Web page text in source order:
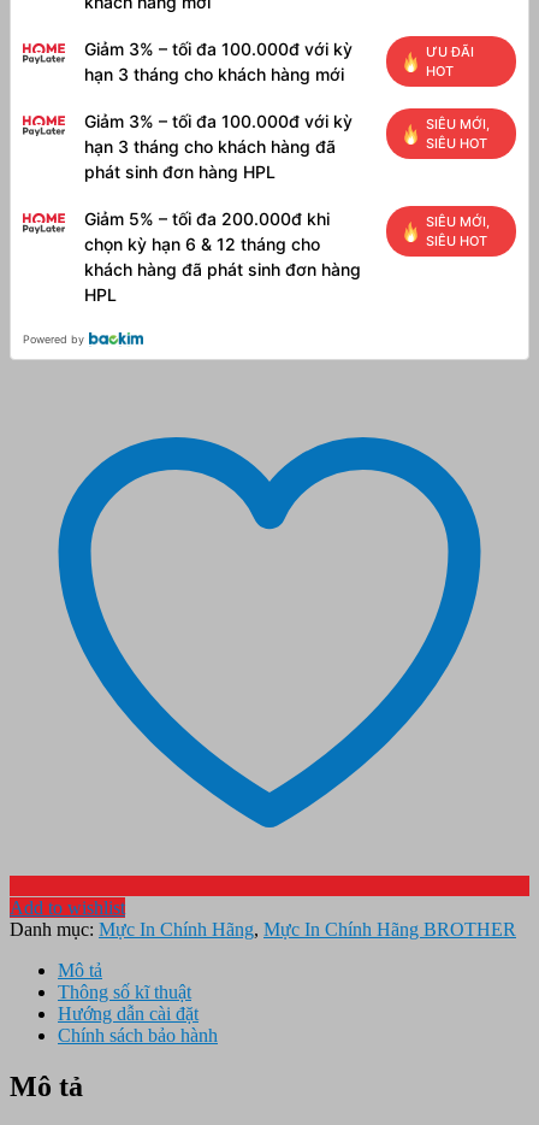
Giảm 3% – tối đa 100.000đ với kỳ
hạn 3 tháng cho khách hàng mới
ƯU ĐÃI
HOT
Giảm 3% – tối đa 100.000đ với kỳ
hạn 3 tháng cho khách hàng đã
phát sinh đơn hàng HPL
SIÊU MỚI,
SIÊU HOT
Giảm 5% – tối đa 200.000đ khi
chọn kỳ hạn 6 & 12 tháng cho
khách hàng đã phát sinh đơn hàng
HPL
SIÊU MỚI,
SIÊU HOT
Powered by
Add to wishlist
Danh mục: Mực In Chính Hãng, Mực In Chính Hãng BROTHER
Mô tả
Thông số kĩ thuật
Hướng dẫn cài đặt
Chính sách bảo hành
Mô tả